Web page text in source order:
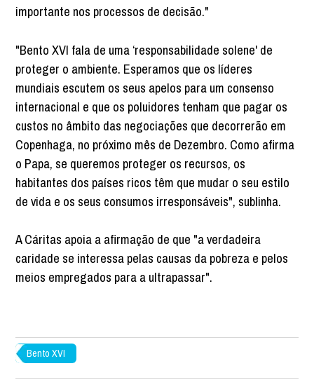
importante nos processos de decisão."
"Bento XVI fala de uma ‘responsabilidade solene' de
proteger o ambiente. Esperamos que os líderes
mundiais escutem os seus apelos para um consenso
internacional e que os poluidores tenham que pagar os
custos no âmbito das negociações que decorrerão em
Copenhaga, no próximo mês de Dezembro. Como afirma
o Papa, se queremos proteger os recursos, os
habitantes dos países ricos têm que mudar o seu estilo
de vida e os seus consumos irresponsáveis", sublinha.
A Cáritas apoia a afirmação de que "a verdadeira
caridade se interessa pelas causas da pobreza e pelos
meios empregados para a ultrapassar".
Bento XVI